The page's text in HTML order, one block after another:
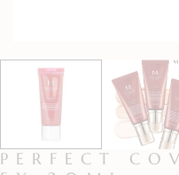
PERFECT